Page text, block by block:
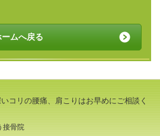
ームへ戻る
コリの腰痛、肩こりはお早めにご相談く
接骨院